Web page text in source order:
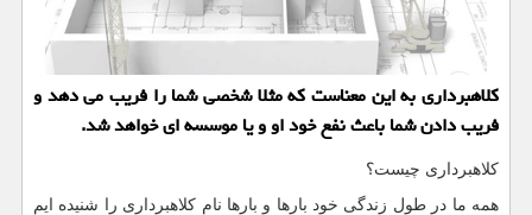
كلاهبرداری به این معناست كه مثلا شخصی شما را فریب می دهد و
فریب دادن شما باعث نفع خود او و یا موسسه ای خواهد شد.
کلاهبرداری چیست؟
همه ما در طول زندگی خود بارها و بارها نام کلاهبرداری را شنیده ایم